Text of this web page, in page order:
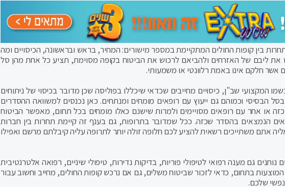
בין קופות החולים המתקיימת במספר מישורים: המחיר, בראש ובראשונה, הכיסויים ומה
את ליבם של האזרחים ולהביאם לרכוש את הביטוח בקופה מסוימת, תציע כל אחת מהן סל
אשר חלקם אינו באמת רלוונטי או משמעותי.
המקצועי שב"ן, כיסויים מחייבים שכדאי שיכללו בפוליסה שכן מדובר בכיסוי של ניתוחים
הבסיסי וכמוהם גם ייעוץ עם רופאים מומחים ומנתחים. כאן נכנסים למשוואה ההסדרים
או אחר עם רופאים מסויימים ולמרות שישנם כאלו מומחים בכל תחום, מאפשר הביטוח
הנמצאים בהסדר שכזה. ככל שמדובר בתרופות, גם בענף זה קיימת תחרות בין חברות
אתם משתייכים רשאית להציע לכם חלופה זולה יותר לתרופה עליה קיבלתם מרשם ואפילו
נותנים גם מענה רפואי לטיפולי פוריות, בדיקות נדירות, טיפולי שיניים, רפואה אלטרנטיבית
בתחום, כדאי לזכור שביטוח משלים, גם אם נרכש קופות החולים, מחייב וחשוב עבור
שלכם.